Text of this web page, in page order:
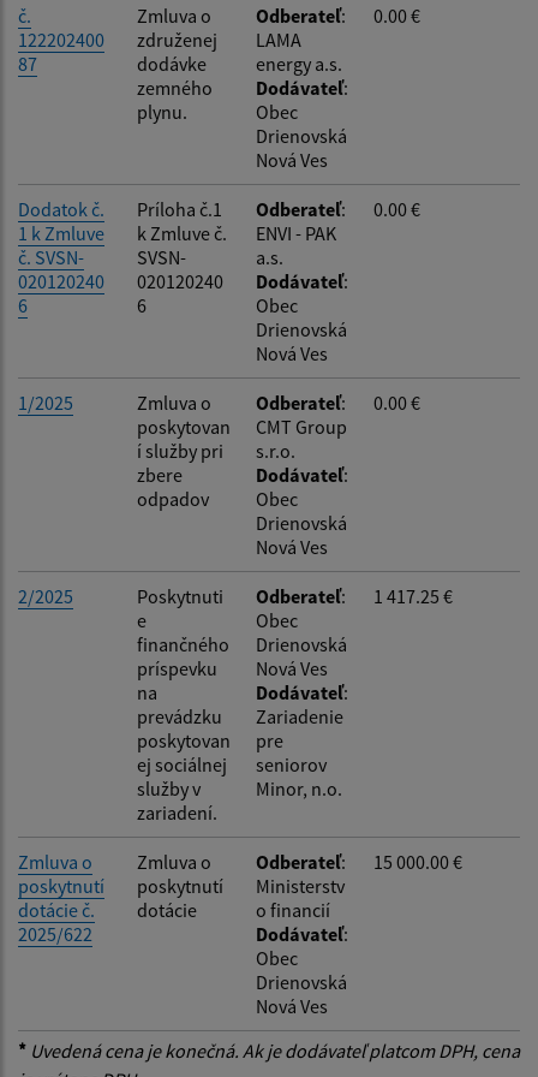
č.
122202400
87
Zmluva o
združenej
dodávke
zemného
plynu.
Odberateľ:
LAMA
energy a.s.
Dodávateľ:
Obec
Drienovská
Nová Ves
0.00 €
Dodatok č.
1 k Zmluve
č. SVSN-
020120240
6
Príloha č.1
k Zmluve č.
SVSN-
020120240
6
Odberateľ:
ENVI - PAK
a.s.
Dodávateľ:
Obec
Drienovská
Nová Ves
0.00 €
1/2025
Zmluva o
poskytovan
í služby pri
zbere
odpadov
Odberateľ:
CMT Group
s.r.o.
Dodávateľ:
Obec
Drienovská
Nová Ves
0.00 €
2/2025
Poskytnuti
e
finančného
príspevku
na
prevádzku
poskytovan
ej sociálnej
služby v
zariadení.
Odberateľ:
Obec
Drienovská
Nová Ves
Dodávateľ:
Zariadenie
pre
seniorov
Minor, n.o.
1 417.25 €
Zmluva o
poskytnutí
dotácie č.
2025/622
Zmluva o
poskytnutí
dotácie
Odberateľ:
Ministerstv
o financií
Dodávateľ:
Obec
Drienovská
Nová Ves
15 000.00 €
* Uvedená cena je konečná. Ak je dodávateľ platcom DPH, cena